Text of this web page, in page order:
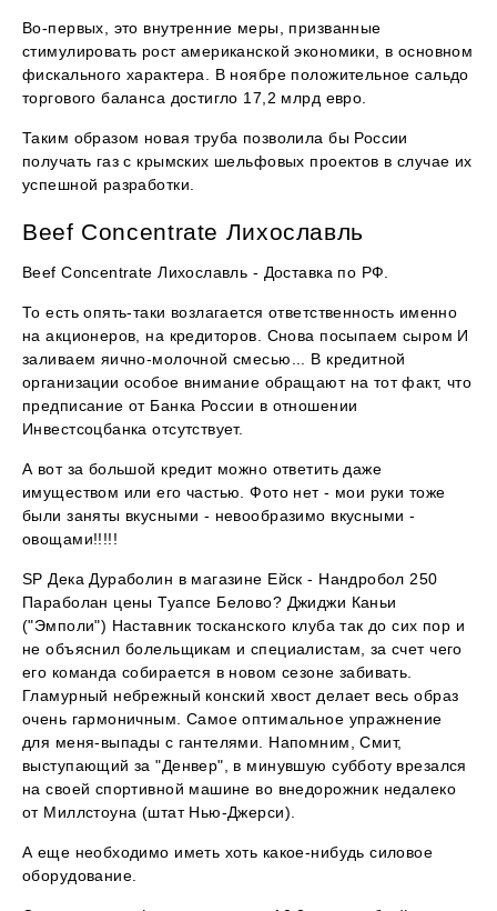
Во-первых, это внутренние меры, призванные
стимулировать рост американской экономики, в основном
фискального характера. В ноябре положительное сальдо
торгового баланса достигло 17,2 млрд евро.
Таким образом новая труба позволила бы России
получать газ с крымских шельфовых проектов в случае их
успешной разработки.
Beef Concentrate Лихославль
Beef Concentrate Лихославль - Доставка по РФ.
То есть опять-таки возлагается ответственность именно
на акционеров, на кредиторов. Снова посыпаем сыром И
заливаем яично-молочной смесью... В кредитной
организации особое внимание обращают на тот факт, что
предписание от Банка России в отношении
Инвестсоцбанка отсутствует.
А вот за большой кредит можно ответить даже
имуществом или его частью. Фото нет - мои руки тоже
были заняты вкусными - невообразимо вкусными -
овощами!!!!!
SP Дека Дураболин в магазине Ейск - Нандробол 250
Параболан цены Туапсе Белово? Джиджи Каньи
("Эмполи") Наставник тосканского клуба так до сих пор и
не объяснил болельщикам и специалистам, за счет чего
его команда собирается в новом сезоне забивать.
Гламурный небрежный конский хвост делает весь образ
очень гармоничным. Самое оптимальное упражнение
для меня-выпады с гантелями. Напомним, Смит,
выступающий за "Денвер", в минувшую субботу врезался
на своей спортивной машине во внедорожник недалеко
от Миллстоуна (штат Нью-Джерси).
А еще необходимо иметь хоть какое-нибудь силовое
оборудование.